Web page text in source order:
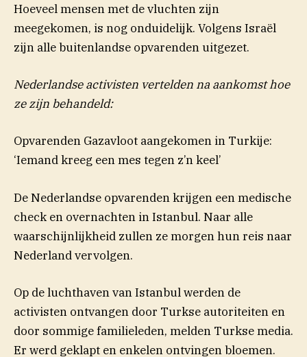
Hoeveel mensen met de vluchten zijn
meegekomen, is nog onduidelijk. Volgens Israël
zijn alle buitenlandse opvarenden uitgezet.
Nederlandse activisten vertelden na aankomst hoe
ze zijn behandeld:
Opvarenden Gazavloot aangekomen in Turkije:
‘Iemand kreeg een mes tegen z’n keel’
De Nederlandse opvarenden krijgen een medische
check en overnachten in Istanbul. Naar alle
waarschijnlijkheid zullen ze morgen hun reis naar
Nederland vervolgen.
Op de luchthaven van Istanbul werden de
activisten ontvangen door Turkse autoriteiten en
door sommige familieleden, melden Turksemedia.
Er werd geklapt en enkelen ontvingen bloemen.